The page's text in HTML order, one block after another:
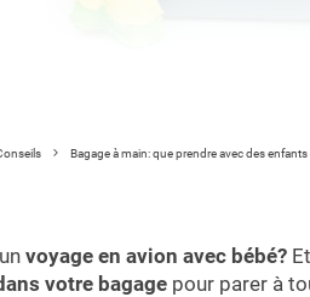
Bagage à main: que prendre avec des enfants
voyage en avion avec bébé?
votre bagage pour parer à